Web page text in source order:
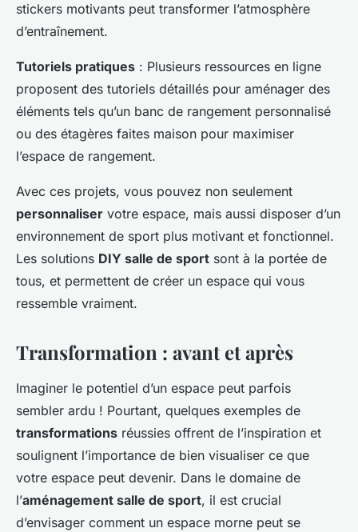
stickers motivants peut transformer l’atmosphère
d’entraînement.
Tutoriels pratiques : Plusieurs ressources en ligne
proposent des tutoriels détaillés pour aménager des
éléments tels qu’un banc de rangement personnalisé
ou des étagères faites maison pour maximiser
l’espace de rangement.
Avec ces projets, vous pouvez non seulement
personnaliser votre espace, mais aussi disposer d’un
environnement de sport plus motivant et fonctionnel.
Les solutions DIY salle de sport sont à la portée de
tous, et permettent de créer un espace qui vous
ressemble vraiment.
Transformation : avant et après
Imaginer le potentiel d’un espace peut parfois
sembler ardu ! Pourtant, quelques exemples de
transformations réussies offrent de l’inspiration et
soulignent l’importance de bien visualiser ce que
votre espace peut devenir. Dans le domaine de
l’aménagement salle de sport, il est crucial
d’envisager comment un espace morne peut se